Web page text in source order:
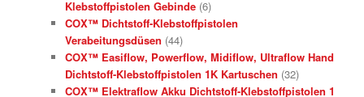
Klebstoffpistolen Gebinde (6)
COX™ Dichtstoff-Klebstoffpistolen
Verabeitungsdüsen (44)
COX™ Easiflow, Powerflow, Midiflow, Ultraflow Hand
Dichtstoff-Klebstoffpistolen 1K Kartuschen (32)
COX™ Elektraflow Akku Dichtstoff-Klebstoffpistolen 1